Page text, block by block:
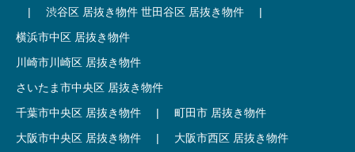
|
渋谷区 居抜き物件 世田谷区 居抜き物件
|
横浜市中区 居抜き物件
川崎市川崎区 居抜き物件
さいたま市中央区 居抜き物件
千葉市中央区 居抜き物件
|
町田市 居抜き物件
大阪市中央区 居抜き物件
|
大阪市西区 居抜き物件